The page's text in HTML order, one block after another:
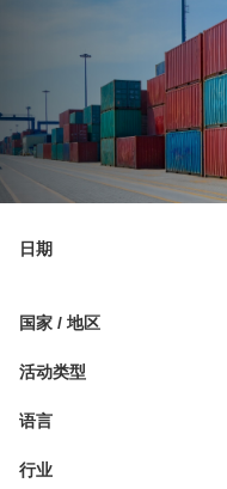
日期
国家 / 地区
活动类型
语言
行业